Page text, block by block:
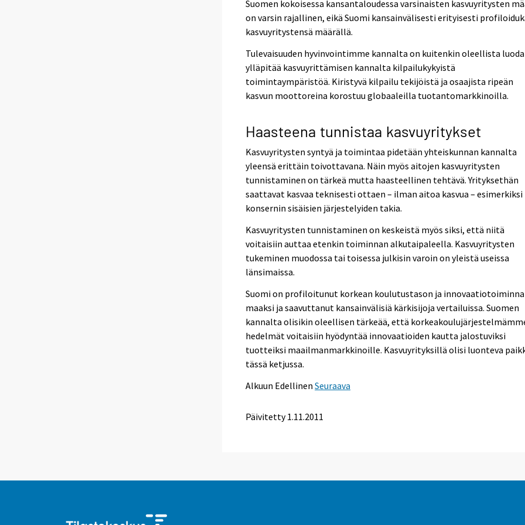
Suomen kokoisessa kansantaloudessa varsinaisten kasvuyritysten
on varsin rajallinen, eikä Suomi kansainvälisesti erityisesti
kasvuyritystensä määrällä.
Tulevaisuuden hyvinvointimme kannalta on kuitenkin oleellista luoda
ylläpitää kasvuyrittämisen kannalta kilpailukykyistä
toimintaympäristöä. Kiristyvä kilpailu tekijöistä ja osaajista ripeän
kasvun moottoreina korostuu globaaleilla tuotantomarkkinoilla.
Haasteena tunnistaa kasvuyritykset
Kasvuyritysten syntyä ja toimintaa pidetään yhteiskunnan kannalta
yleensä erittäin toivottavana. Näin myös aitojen kasvuyritysten
tunnistaminen on tärkeä mutta haasteellinen tehtävä. Yrityksethän
saattavat kasvaa teknisesti ottaen – ilman aitoa kasvua – esimerkiksi
konsernin sisäisien järjestelyiden takia.
Kasvuyritysten tunnistaminen on keskeistä myös siksi, että niitä
voitaisiin auttaa etenkin toiminnan alkutaipaleella. Kasvuyritysten
tukeminen muodossa tai toisessa julkisin varoin on yleistä useissa
länsimaissa.
Suomi on profiloitunut korkean koulutustason ja
maaksi ja saavuttanut kansainvälisiä kärkisijoja vertailuissa. Suomen
kannalta olisikin oleellisen tärkeää, että
hedelmät voitaisiin hyödyntää innovaatioiden kautta jalostuviksi
tuotteiksi maailmanmarkkinoille. Kasvuyrityksillä olisi luonteva
tässä ketjussa.
Alkuun Edellinen Seuraava
Päivitetty 1.11.2011